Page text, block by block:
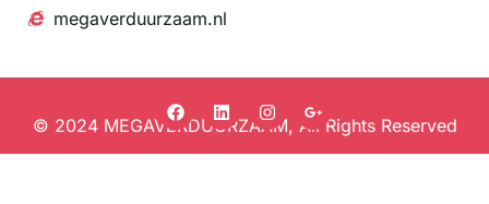
megaverduurzaam.nl
© 2024 MEGAVERDUURZAAM, All Rights Reserved